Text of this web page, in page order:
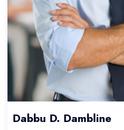
Dabbu D. Dambline